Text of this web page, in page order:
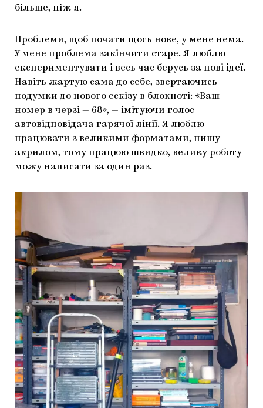
більше, ніж я.
Проблеми, щоб почати щось нове, у мене нема.
У мене проблема закінчити старе. Я люблю
експериментувати і весь час берусь за нові ідеї.
Навіть жартую сама до себе, звертаючись
подумки до нового ескізу в блокноті: «Ваш
номер в черзі — 68», — імітуючи голос
автовідповідача гарячої лінії. Я люблю
працювати з великими форматами, пишу
акрилом, тому працюю швидко, велику роботу
можу написати за один раз.